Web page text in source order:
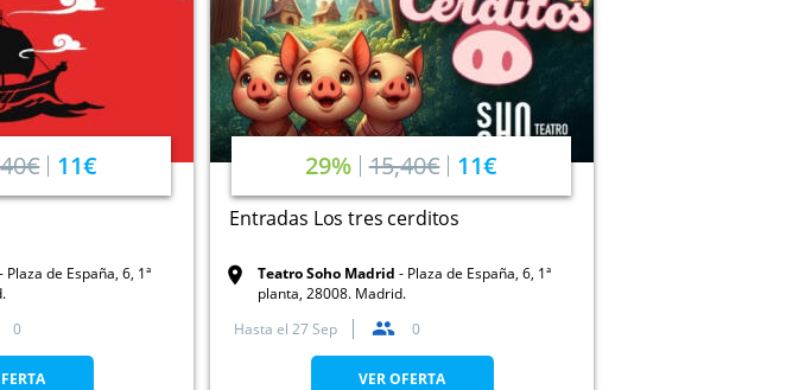
11€
Plaza de España, 6, 1ª
0
29% 15,40€ 11€
Entradas Los tres cerditos
Teatro Soho Madrid
Plaza de España, 6, 1ª
planta, 28008. Madrid.
Hasta el 27 Sep 0
VER OFERTA